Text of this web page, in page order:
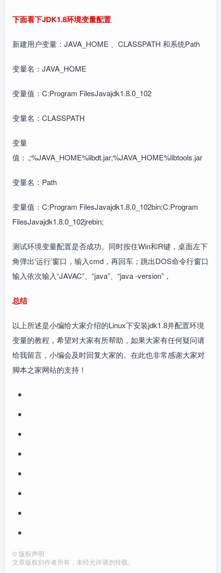
下面看下JDK1.8环境变量配置
新建用户变量：JAVA_HOME 、CLASSPATH 和系统Path
变量名：JAVA_HOME
变量值：C:Program FilesJavajdk1.8.0_102
变量名：CLASSPATH
变量
值：.;%JAVA_HOME%libdt.jar;%JAVA_HOME%libtools.jar
变量名：Path
变量值：C:Program FilesJavajdk1.8.0_102bin;C:Program
FilesJavajdk1.8.0_102jrebin;
测试环境变量配置是否成功。同时按住Win和R键，桌面左下
角弹出‘运行’窗口，输入cmd，再回车；跳出DOS命令行窗口
输入依次输入“JAVAC”、“java”、“java -version”，
总结
以上所述是小编给大家介绍的Linux下安装jdk1.8并配置环境
变量的教程，希望对大家有所帮助，如果大家有任何疑问请
给我留言，小编会及时回复大家的。在此也非常感谢大家对
脚本之家网站的支持！
© 版权声明
文章版权归作者所有，未经允许请勿转载。